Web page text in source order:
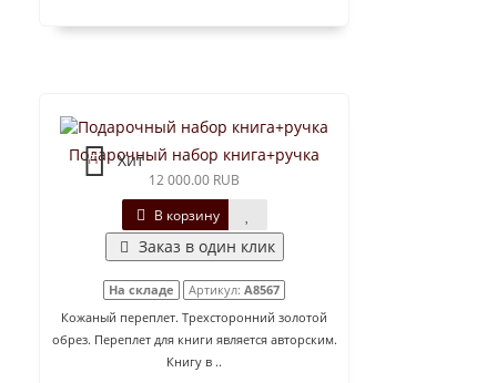
Хит
Подарочный набор книга+ручка
12 000.00 RUB
В корзину
Заказ в один клик
На складе Артикул: A8567
Кожаный переплет. Трехсторонний золотой
обрез. Переплет для книги является авторским.
Книгу в ..